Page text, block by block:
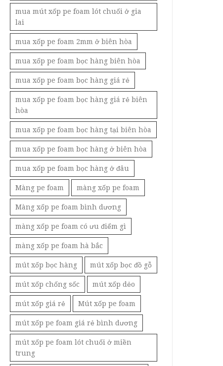
mua mút xốp pe foam lót chuối ở gia
lai
mua xốp pe foam 2mm ở biên hòa
mua xốp pe foam bọc hàng biên hòa
mua xốp pe foam bọc hàng giá rẻ
mua xốp pe foam bọc hàng giá rẻ biên
hòa
mua xốp pe foam bọc hàng tại biên hòa
mua xốp pe foam bọc hàng ở biên hòa
mua xốp pe foam bọc hàng ở đâu
Màng pe foam màng xốp pe foam
Màng xốp pe foam bình dương
màng xốp pe foam có ưu điểm gì
màng xốp pe foam hà bắc
mút xốp bọc hàng mút xốp bọc đồ gỗ
mút xốp chống sốc mút xốp dẻo
mút xốp giá rẻ Mút xốp pe foam
mút xốp pe foam giá rẻ bình dương
mút xốp pe foam lót chuối ở miền
trung